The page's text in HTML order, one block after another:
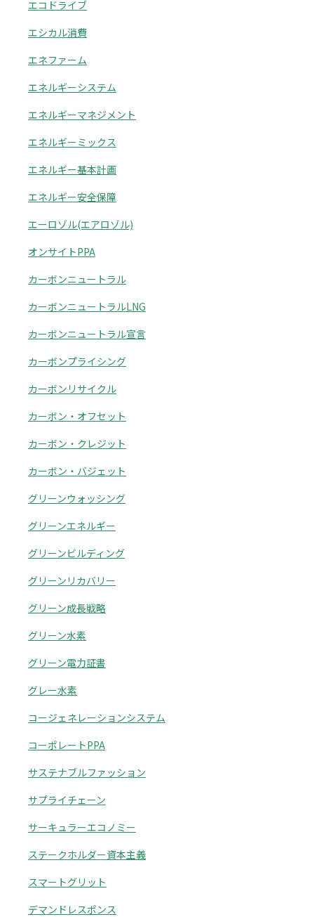
エコドライブ
エシカル消費
エネファーム
エネルギーシステム
エネルギーマネジメント
エネルギーミックス
エネルギー基本計画
エネルギー安全保障
エーロゾル(エアロゾル)
オンサイトPPA
カーボンニュートラル
カーボンニュートラルLNG
カーボンニュートラル宣言
カーボンプライシング
カーボンリサイクル
カーボン・オフセット
カーボン・クレジット
カーボン・バジェット
グリーンウォッシング
グリーンエネルギー
グリーンビルディング
グリーンリカバリー
グリーン成長戦略
グリーン水素
グリーン電力証書
グレー水素
コージェネレーションシステム
コーポレートPPA
サステナブルファッション
サプライチェーン
サーキュラーエコノミー
ステークホルダー資本主義
スマートグリット
デマンドレスポンス